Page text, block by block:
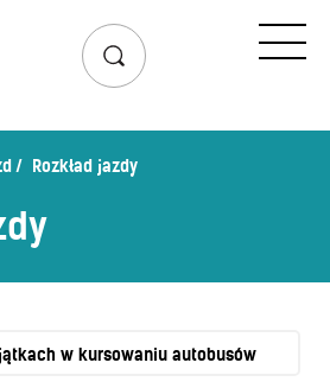
Przejazd
Lista przystanków
– wyszukiwarka połączeń
przystanków i połączeń
linii nocnych
Bilety
Rozkład jazdy
w kursowaniu autobusów